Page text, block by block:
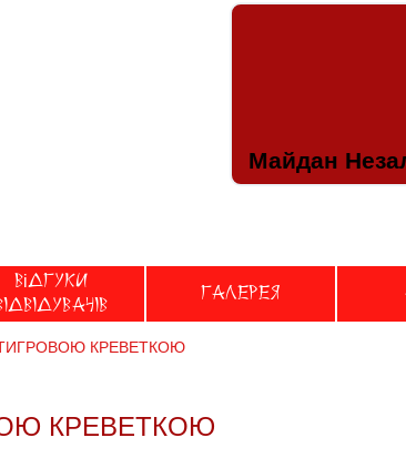
Майдан
Відгуки
Галерея
КРЕВЕТКОЮ
КРЕВЕТКОЮ